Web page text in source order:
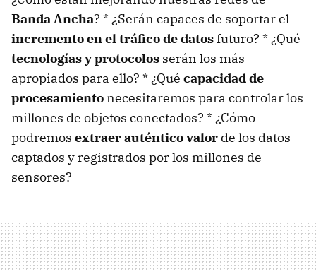
Banda Ancha? * ¿Serán capaces de soportar el
incremento en el tráfico de datosfuturo? * ¿Qué
tecnologías y protocolos serán los más
apropiados para ello? * ¿Qué capacidad de
procesamiento necesitaremos para controlar los
millones de objetos conectados? * ¿Cómo
podremos extraer auténtico valor de los datos
captados y registrados por los millones de
sensores?